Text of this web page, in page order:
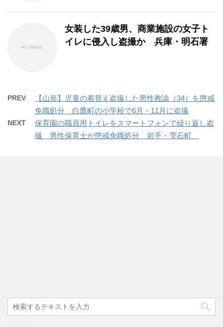
女装した39歳男、商業施設の女子ト
イレに侵入し盗撮か 兵庫・明石署
PREV
【山形】児童の着替え盗撮した男性教諭（34）を懲戒
免職処分 白鷹町の小学校で6月・11月に盗撮
NEXT
保育園の職員用トイレをスマートフォンで繰り返し盗
撮 男性保育士が懲戒免職処分 岩手・雫石町